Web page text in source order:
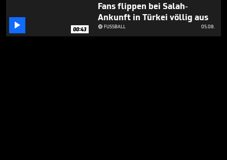
 00:43
Fans flippen bei Salah-
Ankunft in Türkei völlig aus
FUSSBALL 05.08.